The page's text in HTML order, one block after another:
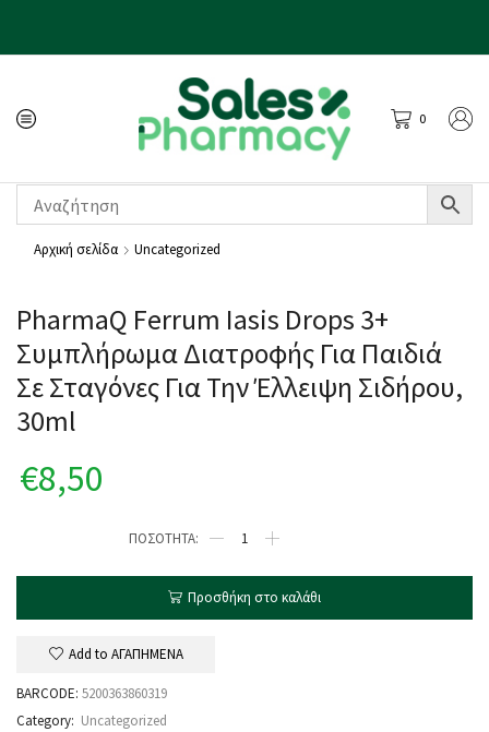
0
Αρχική σελίδα Uncategorized
PharmaQ Ferrum Iasis Drops 3+
Συμπλήρωμα Διατροφής Για Παιδιά
Σε Σταγόνες Για Την Έλλειψη Σιδήρου,
30ml
€8,50
Προσθήκη στο καλάθι
Add to ΑΓΑΠΗΜΕΝΑ
BARCODE: 5200363860319
Category: Uncategorized